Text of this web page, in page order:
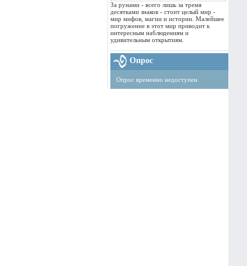
За рунами - всего лишь за тремя
десятками знаков - стоит целый мир -
мир мифов, магии и истории. Малейшее
погружение в этот мир приводит к
интересным наблюдениям и
удивительным открытиям.
Опрос
Опрос временно недоступен.